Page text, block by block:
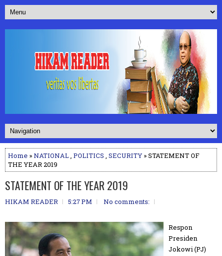
Home »NATIONAL, POLITICS , SECURITY » STATEMENT OF
THE YEAR 2019
STATEMENT OF THE YEAR 2019
HIKAM READER 5:27 PM No comments:
Respon
Presiden
Jokowi (PJ)